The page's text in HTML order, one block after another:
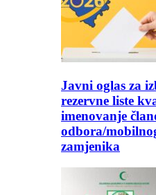
Javni oglas za
rezervne liste
imenovanje
odbora/
zamjenika